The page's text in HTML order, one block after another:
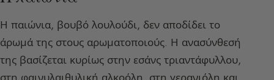
Η παιώνια, βουβό λουλούδι, δεν αποδίδει το
άρωμά της στους αρωματοποιούς. Η ανασύνθεσή
της βασίζεται κυρίως στην εσάνς τριαντάφυλλου,